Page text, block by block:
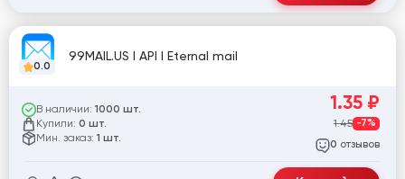
0.0
99MAIL.US I API I Eternal mail
В наличии: 1000 шт.
Купили: 0 шт.
Мин. заказ: 1 шт.
1.35 ₽
1.45 -7%
0 отзывов